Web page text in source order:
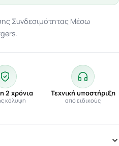
Συνδεσιμότητας Μέσω
2 χρόνια
κάλυψη
Τεχνική υποστήριξη
από ειδικούς